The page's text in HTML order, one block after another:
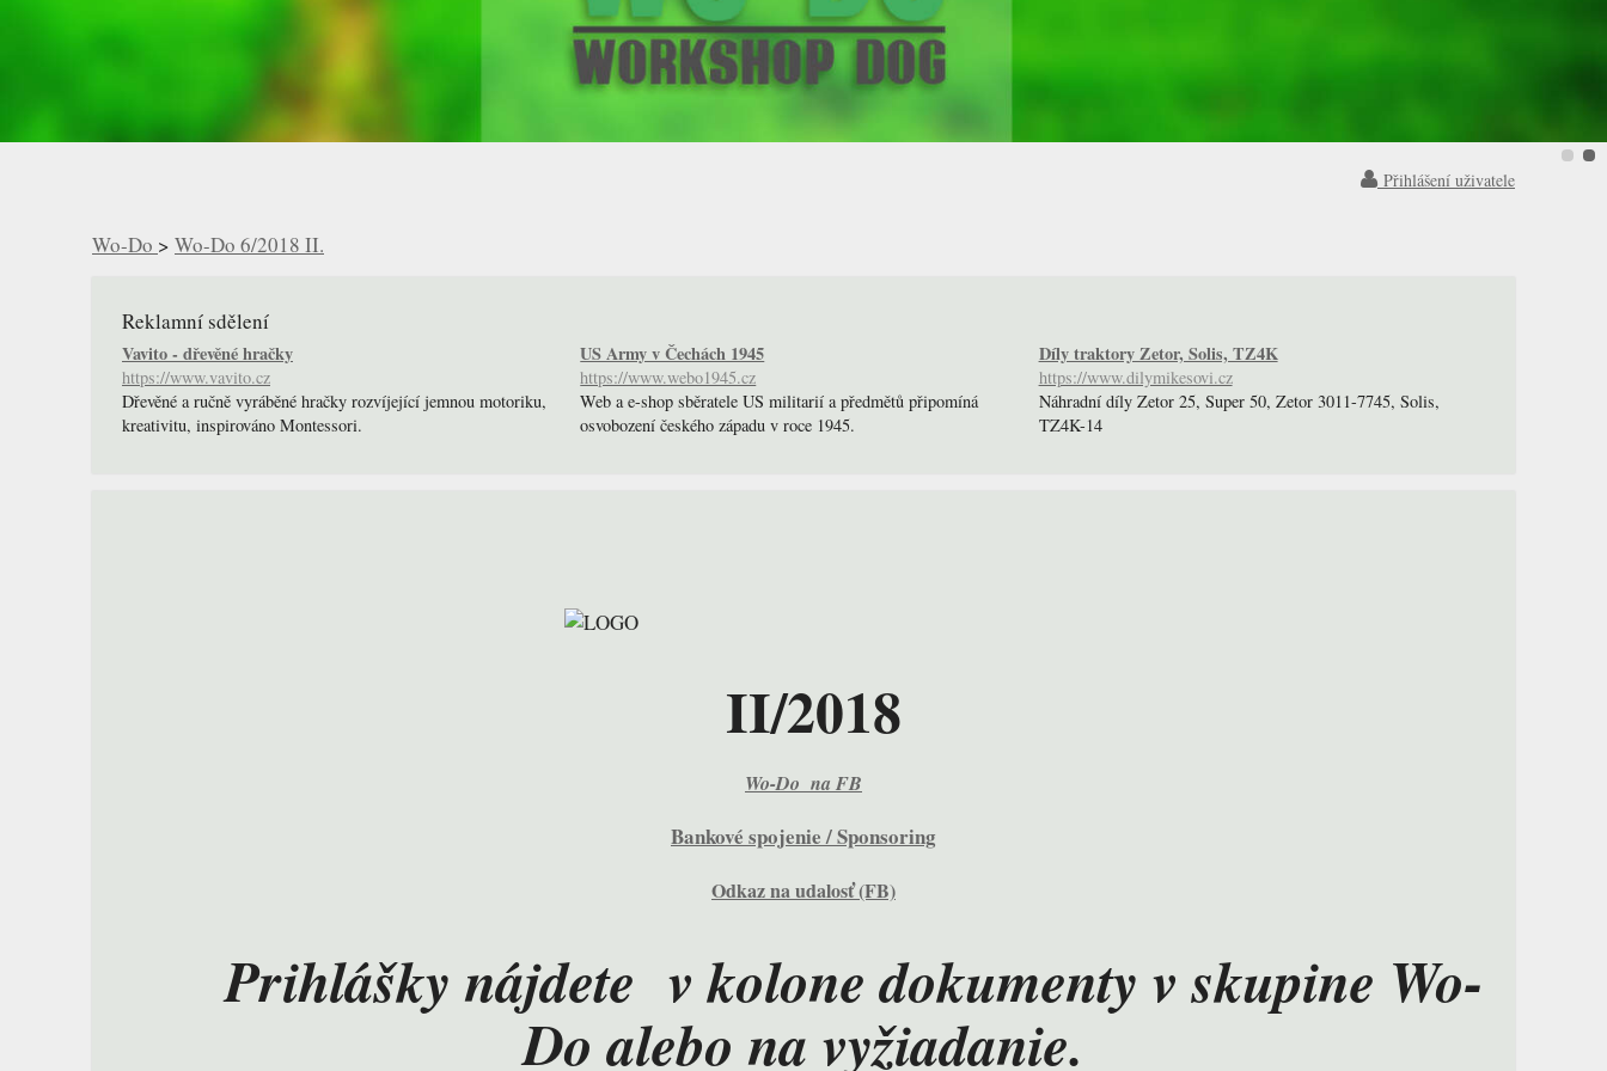
Přihlášení uživatele
Wo-Do > Wo-Do 6/2018 II.
Reklamní sdělení
Vavito - dřevěné hračky
https://www.vavito.cz
Dřevěné a ručně vyráběné hračky rozvíjející jemnou motoriku,
kreativitu, inspirováno Montessori.
US Army v Čechách 1945
https://www.webo1945.cz
Web a e-shop sběratele US militarií a předmětů připomíná
osvobození českého západu v roce 1945.
Díly traktory Zetor, Solis, TZ4K
https://www.dilymikesovi.cz
Náhradní díly Zetor 25, Super 50, Zetor 3011-7745, Solis,
TZ4K-14
II/2018
Wo-Do na FB
Bankové spojenie / Sponsoring
Odkaz na udalosť (FB)
Prihlášky nájdete v kolone dokumenty v skupine Wo-
Do alebo na vyžiadanie.